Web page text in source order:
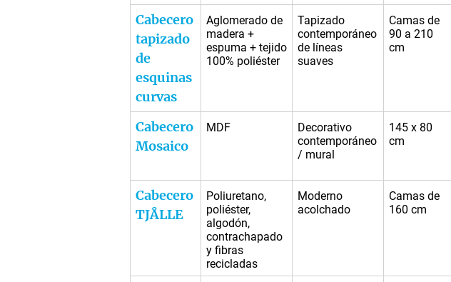
Cabecero
tapizado
de
esquinas
curvas
Aglomerado de
madera +
espuma + tejido
100% poliéster
Tapizado
contemporáneo
de líneas
suaves
Camas de
90 a 210
cm
Cabecero
Mosaico
MDF
Decorativo
contemporáneo
/ mural
145 x 80
cm
Cabecero
TJÅLLE
Poliuretano,
poliéster,
algodón,
contrachapado
y fibras
recicladas
Moderno
acolchado
Camas de
160 cm